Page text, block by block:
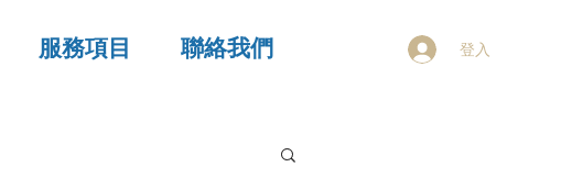
服務項目 聯絡我們 登入